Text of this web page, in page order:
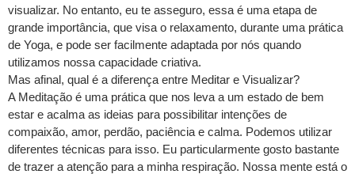
visualizar. No entanto, eu te asseguro, essa é uma etapa de
grande importância, que visa o relaxamento, durante uma prática
de Yoga, e pode ser facilmente adaptada por nós quando
utilizamos nossa capacidade criativa.
Mas afinal, qual é a diferença entre Meditar e Visualizar?
A Meditação é uma prática que nos leva a um estado de bem
estar e acalma as ideias para possibilitar intenções de
compaixão, amor, perdão, paciência e calma. Podemos utilizar
diferentes técnicas para isso. Eu particularmente gosto bastante
de trazer a atenção para a minha respiração. Nossa mente está o